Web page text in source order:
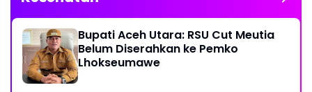
Bupati Aceh Utara: RSU Cut Meutia
Belum Diserahkan ke Pemko
Lhokseumawe